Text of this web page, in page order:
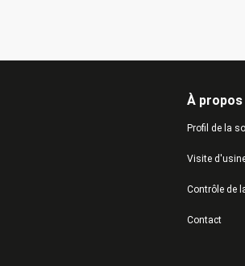
À propos
Profil de la
Visite
Contrôle de
Contact